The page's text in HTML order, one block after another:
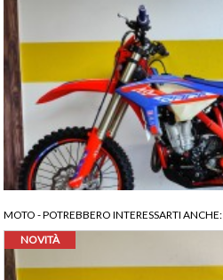
MOTO - POTREBBERO INTERESSARTI ANCHE:
NOVITÀ